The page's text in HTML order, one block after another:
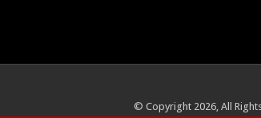
© Copyright 2026, All